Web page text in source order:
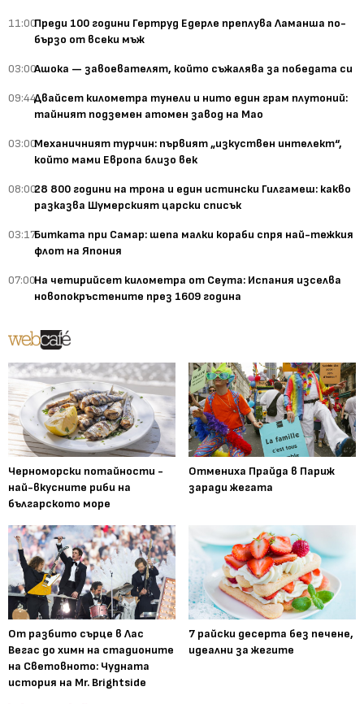
11:00Преди 100 години Гертруд Едерле преплува Ламанша по-
бързо от всеки мъж
03:00Ашока — завоевателят, който съжалява за победата си
09:44Двайсет километра тунели и нито един грам плутоний:
тайният подземен атомен завод на Мао
03:00Механичният турчин: първият „изкуствен интелект“,
който мами Европа близо век
08:0028 800 години на трона и един истински Гилгамеш: какво
разказва Шумерският царски списък
03:17Битката при Самар: шепа малки кораби спря най-тежкия
флот на Япония
07:00На четирийсет километра от Сеута: Испания изселва
новопокръстените през 1609 година
Черноморски потайности -
най-вкусните риби на
българското море
Отмениха Прайда в Париж
заради жегата
От разбито сърце в Лас
Вегас до химн на стадионите
на Световното: Чудната
история на Mr. Brightside
7 райски десерта без печене,
идеални за жегите